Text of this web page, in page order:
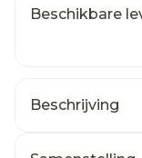
Beschikbare
Beschrijving